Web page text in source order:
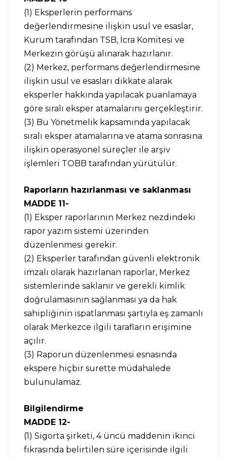
(1) Eksperlerin performans
değerlendirmesine ilişkin usul ve esaslar,
Kurum tarafından TSB, İcra Komitesi ve
Merkezin görüşü alınarak hazırlanır.
(2) Merkez, performans değerlendirmesine
ilişkin usul ve esasları dikkate alarak
eksperler hakkında yapılacak puanlamaya
göre sıralı eksper atamalarını gerçekleştirir.
(3) Bu Yönetmelik kapsamında yapılacak
sıralı eksper atamalarına ve atama sonrasına
ilişkin operasyonel süreçler ile arşiv
işlemleri TOBB tarafından yürütülür.
Raporların hazırlanması ve saklanması
MADDE 11-
(1) Eksper raporlarının Merkez nezdindeki
rapor yazım sistemi üzerinden
düzenlenmesi gerekir.
(2) Eksperler tarafından güvenli elektronik
imzalı olarak hazırlanan raporlar, Merkez
sistemlerinde saklanır ve gerekli kimlik
doğrulamasının sağlanması ya da hak
sahipliğinin ispatlanması şartıyla eş zamanlı
olarak Merkezce ilgili tarafların erişimine
açılır.
(3) Raporun düzenlenmesi esnasında
ekspere hiçbir surette müdahalede
bulunulamaz.
Bilgilendirme
MADDE 12-
(1) Sigorta şirketi, 4 üncü maddenin ikinci
fıkrasında belirtilen süre içerisinde ilgili